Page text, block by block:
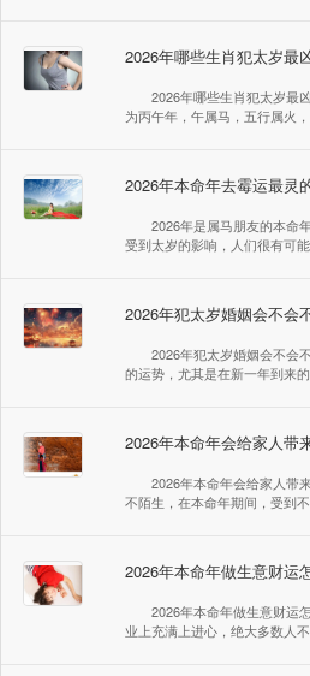
2026年哪些生肖犯太岁最
2026年哪些生肖犯太岁
为丙午年，午属马，五行属火
2026年本命年去霉运最灵
2026年是属马朋友的本命年
受到太岁的影响，人们很有可
2026年犯太岁婚姻会不会
2026年犯太岁婚姻会不
的运势，尤其是在新一年到来
2026年本命年会给家人带
2026年本命年会给家人
不陌生，在本命年期间，受到
2026年本命年做生意财运
2026年本命年做生意财
业上充满上进心，绝大多数人